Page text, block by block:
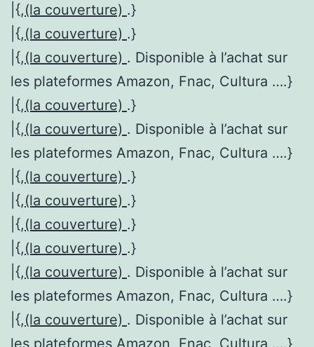
|{,(la couverture) .}
|{,(la couverture) .}
|{,(la couverture) . Disponible à l’achat sur
les plateformes Amazon, Fnac, Cultura ….}
|{,(la couverture) .}
|{,(la couverture) . Disponible à l’achat sur
les plateformes Amazon, Fnac, Cultura ….}
|{,(la couverture) .}
|{,(la couverture) .}
|{,(la couverture) .}
|{,(la couverture) .}
|{,(la couverture) . Disponible à l’achat sur
les plateformes Amazon, Fnac, Cultura ….}
|{,(la couverture) . Disponible à l’achat sur
les plateformes Amazon, Fnac, Cultura ….}